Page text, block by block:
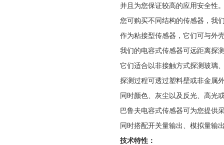
并且为您保证较高的应用安全性
您可购买不同结构的传感器，我
作为粘接型传感器，它们可与外
我们的电容式传感器可远距离探
它们适合以非接触方式探测玻璃
探测过程可透过塑料壁或非金属
同时颜色、灰尘以及反光、高光
巴鲁夫电容式传感器可为您提供
同时搭配开关量输出、模拟量输
技术特性：